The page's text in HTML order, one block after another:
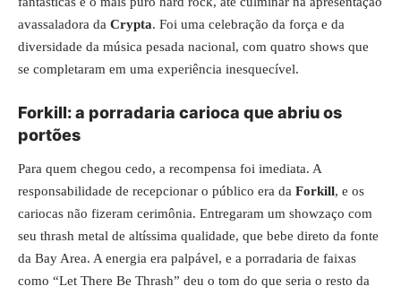
avassaladora da Crypta. Foi uma celebração da força e da
diversidade da música pesada nacional, com quatro shows que
se completaram em uma experiência inesquecível.
Forkill: a porradaria carioca que abriu os
portões
Para quem chegou cedo, a recompensa foi imediata. A
responsabilidade de recepcionar o público era da Forkill, e os
cariocas não fizeram cerimônia. Entregaram um showzaço com
seu thrash metal de altíssima qualidade, que bebe direto da fonte
da Bay Area. A energia era palpável, e a porradaria de faixas
como “Let There Be Thrash” deu o tom do que seria o resto da